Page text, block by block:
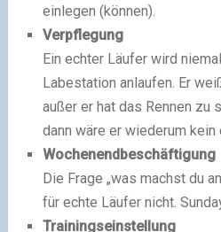
einlegen (können).
Verpflegung
Ein echter Läufer wird
Labestation anlaufen. Er
außer er hat das Rennen zu
dann wäre er wiederum kein
Wochenendbeschäftigung
Die Frage „was machst du
für echte Läufer nicht.
Trainingseinstellung